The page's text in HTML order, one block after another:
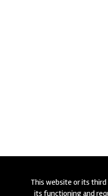
This website or its
its functioning and